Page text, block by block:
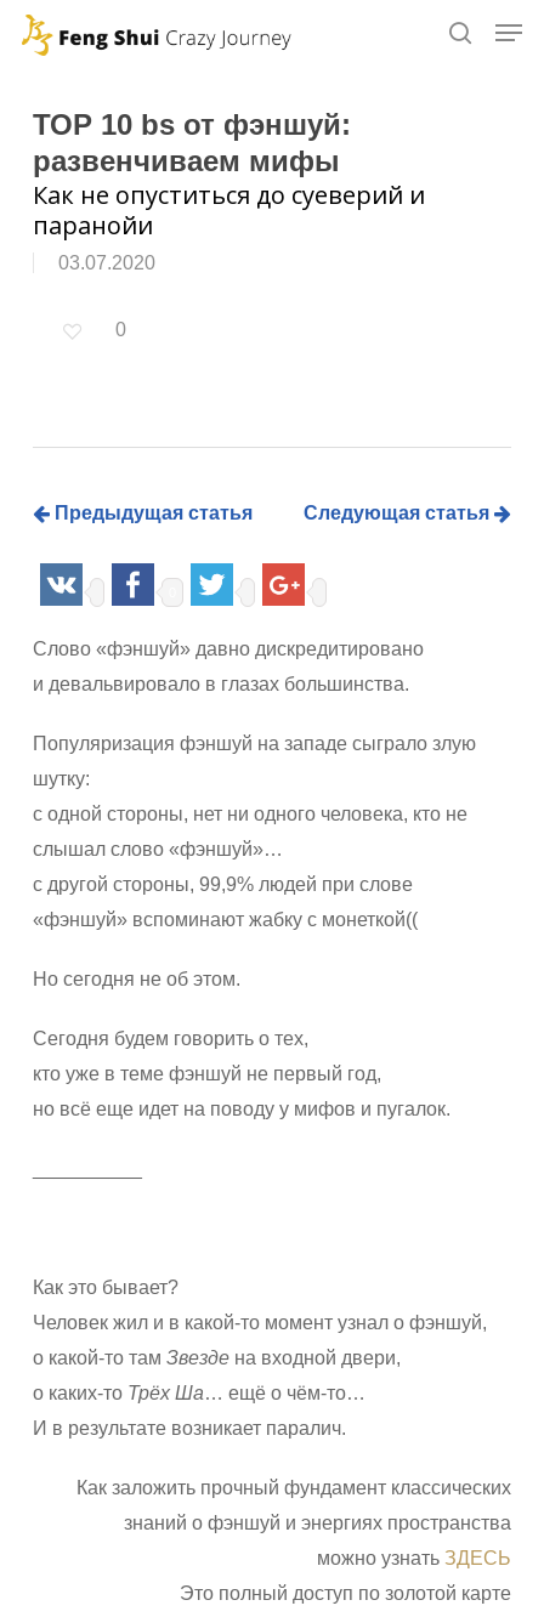
Skip
contentТОР 10 bs от фэншуй:
развенчиваем мифы
Как не опуститься до суеверий и
паранойи
03.07.2020
0
Предыдущая статья Следующая статья
Слово «фэншуй» давно дискредитировано
и девальвировало в глазах большинства.
Популяризация фэншуй на западе сыграло злую
шутку:
с одной стороны, нет ни одного человека, кто не
слышал слово «фэншуй»…
с другой стороны, 99,9% людей при слове
«фэншуй» вспоминают жабку с монеткой((
Но сегодня не об этом.
Сегодня будем говорить о тех,
кто уже в теме фэншуй не первый год,
но всё еще идет на поводу у мифов и пугалок.
Как это бывает?
Человек жил и в какой-то момент узнал о фэншуй,
о какой-то там Звездена входной двери,
о каких-то Трёх Ша… ещё о чём-то…
И в результате возникает паралич.
Как заложить прочный фундамент классических
знаний о фэншуй и энергиях пространства
можно узнать ЗДЕСЬ
Это полный доступ по золотой карте